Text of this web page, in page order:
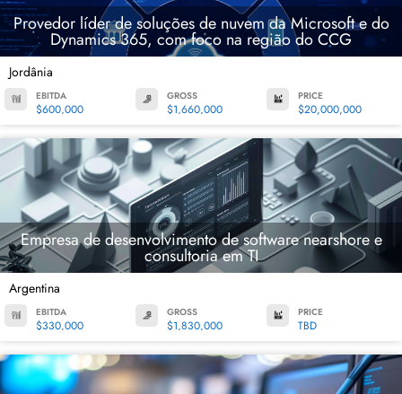
Provedor líder de soluções de nuvem da Microsoft e do
Dynamics 365, com foco na região do CCG
Jordânia
EBITDA
$600,000
GROSS
$1,660,000
PRICE
$20,000,000
Empresa de desenvolvimento de software nearshore e
consultoria em TI
Argentina
EBITDA
$330,000
GROSS
$1,830,000
PRICE
TBD